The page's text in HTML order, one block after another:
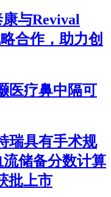
与Revival
合作，助力创
医疗鼻中隔可
瑞具有手术规
储备分数计算
批上市